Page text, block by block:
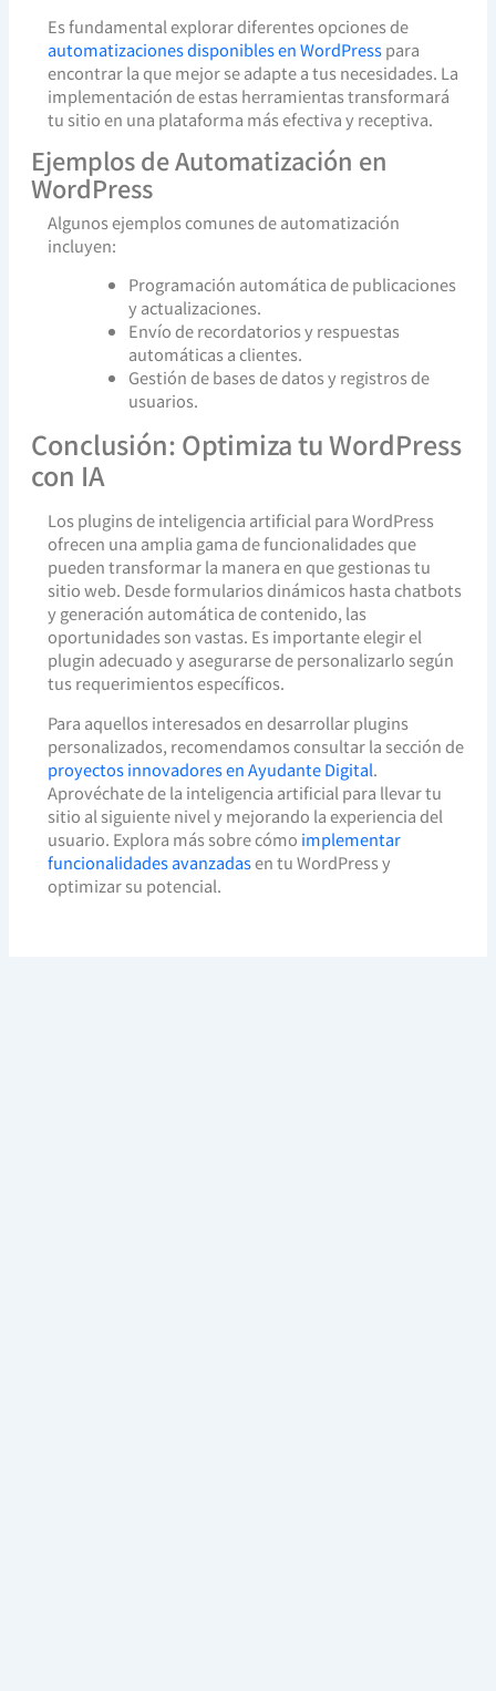
Es fundamental explorar diferentes opciones de
automatizaciones disponibles en WordPresspara
encontrar la que mejor se adapte a tus necesidades. La
implementación de estas herramientas transformará
tu sitio en una plataforma más efectiva y receptiva.
Ejemplos de Automatización en
WordPress
Algunos ejemplos comunes de automatización
incluyen:
Programación automática de publicaciones
y actualizaciones.
Envío de recordatorios y respuestas
automáticas a clientes.
Gestión de bases de datos y registros de
usuarios.
Conclusión: Optimiza tu WordPress
con IA
Los plugins de inteligencia artificial para WordPress
ofrecen una amplia gama de funcionalidades que
pueden transformar la manera en que gestionas tu
sitio web. Desde formularios dinámicos hasta chatbots
y generación automática de contenido, las
oportunidades son vastas. Es importante elegir el
plugin adecuado y asegurarse de personalizarlo según
tus requerimientos específicos.
Para aquellos interesados en desarrollar plugins
personalizados, recomendamos consultar la sección de
proyectos innovadores en Ayudante Digital.
Aprovéchate de la inteligencia artificial para llevar tu
sitio al siguiente nivel y mejorando la experiencia del
usuario. Explora más sobre cómo implementar
funcionalidades avanzadasen tu WordPress y
optimizar su potencial.